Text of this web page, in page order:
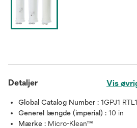
Detaljer Vis
Global Catalog Number : 1GPJ1
Generel længde (imperial) : 10 in
Mærke : Micro-Klean™